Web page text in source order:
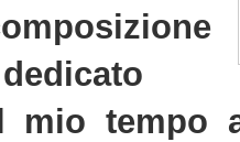
mio tempo